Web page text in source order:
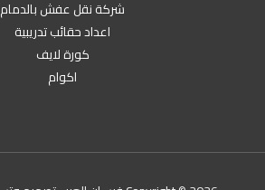
شركة نقل عفش بالدمام
اعداد حقائب تدريبية
كورة لايف
اكوام